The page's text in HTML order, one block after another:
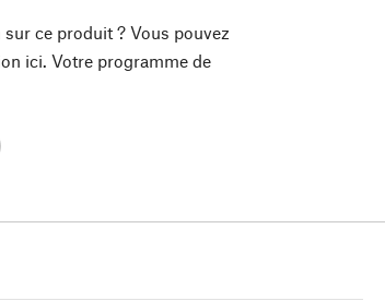
ce produit ? Vous pouvez
ici. Votre programme de